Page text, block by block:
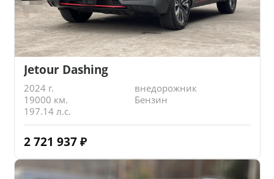
Jetour Dashing
2024 г.
внедорожник
19000 км.
Бензин
197.14 л.с.
2 721 937 ₽